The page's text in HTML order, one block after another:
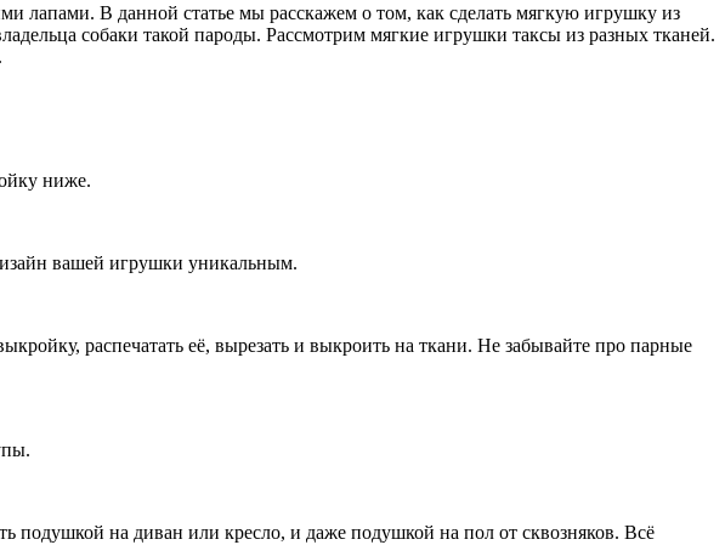
лапами. В данной статье мы расскажем о том, как сделать мягкую игрушку из
собаки такой пароды. Рассмотрим мягкие игрушки таксы из разных тканей.
ниже.
вашей игрушки уникальным.
распечатать её, вырезать и выкроить на ткани. Не забывайте про парные
подушкой на диван или кресло, и даже подушкой на пол от сквозняков. Всё